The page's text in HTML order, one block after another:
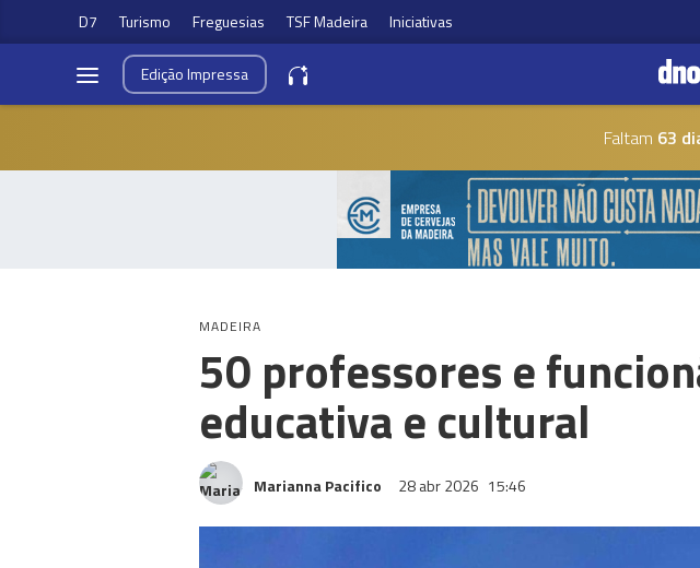
D7 Turismo Freguesias TSF Madeira Iniciativas
EdiçãoImpressa
Faltam 63
MADEIRA
50 professores e
educativa e cultural
Marianna Pacifico 28 abr 2026 15:46